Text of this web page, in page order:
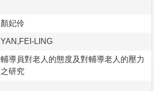
顏妃伶
YAN,FEI-LING
輔導員對老人的態度及對輔導老人的壓力
之研究